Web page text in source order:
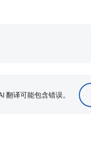
翻译可能包含错误。